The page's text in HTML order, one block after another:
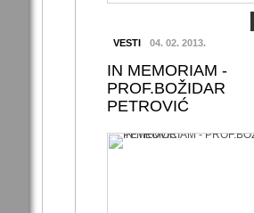
VESTI 04. 02. 2013.
IN MEMORIAM -
PROF.BOŽIDAR
PETROVIĆ